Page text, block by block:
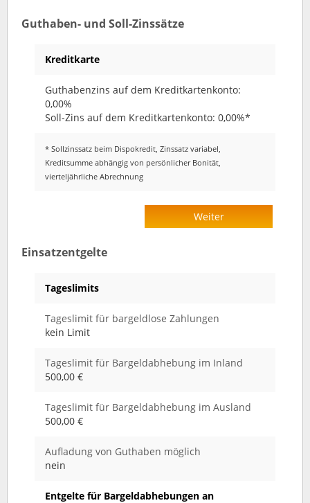
Guthaben- und Soll-Zinssätze
Kreditkarte
Guthabenzins auf dem Kreditkartenkonto:
0,00%
Soll-Zins auf dem Kreditkartenkonto: 0,00%*
* Sollzinssatz beim Dispokredit, Zinssatz variabel,
Kreditsumme abhängig von persönlicher Bonität,
vierteljährliche Abrechnung
Weiter
Einsatzentgelte
Tageslimits
Tageslimit für bargeldlose Zahlungen
kein Limit
Tageslimit für Bargeldabhebung im Inland
500,00 €
Tageslimit für Bargeldabhebung im Ausland
500,00 €
Aufladung von Guthaben möglich
nein
Entgelte für Bargeldabhebungen an